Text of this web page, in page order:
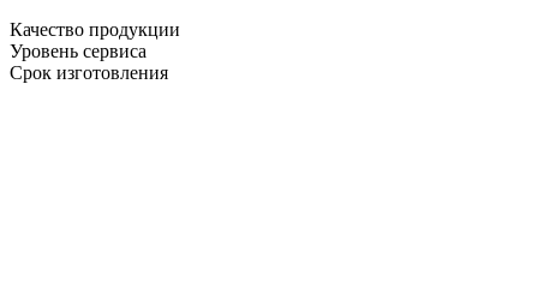
Качество продукции
Уровень сервиса
Срок изготовления